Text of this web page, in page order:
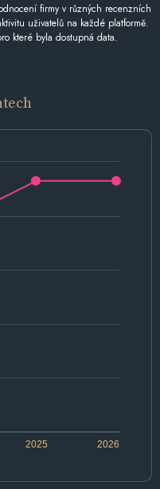
firmy v různých recenzních
uživatelů na každé platformě.
které byla dostupná data.
2026
2025